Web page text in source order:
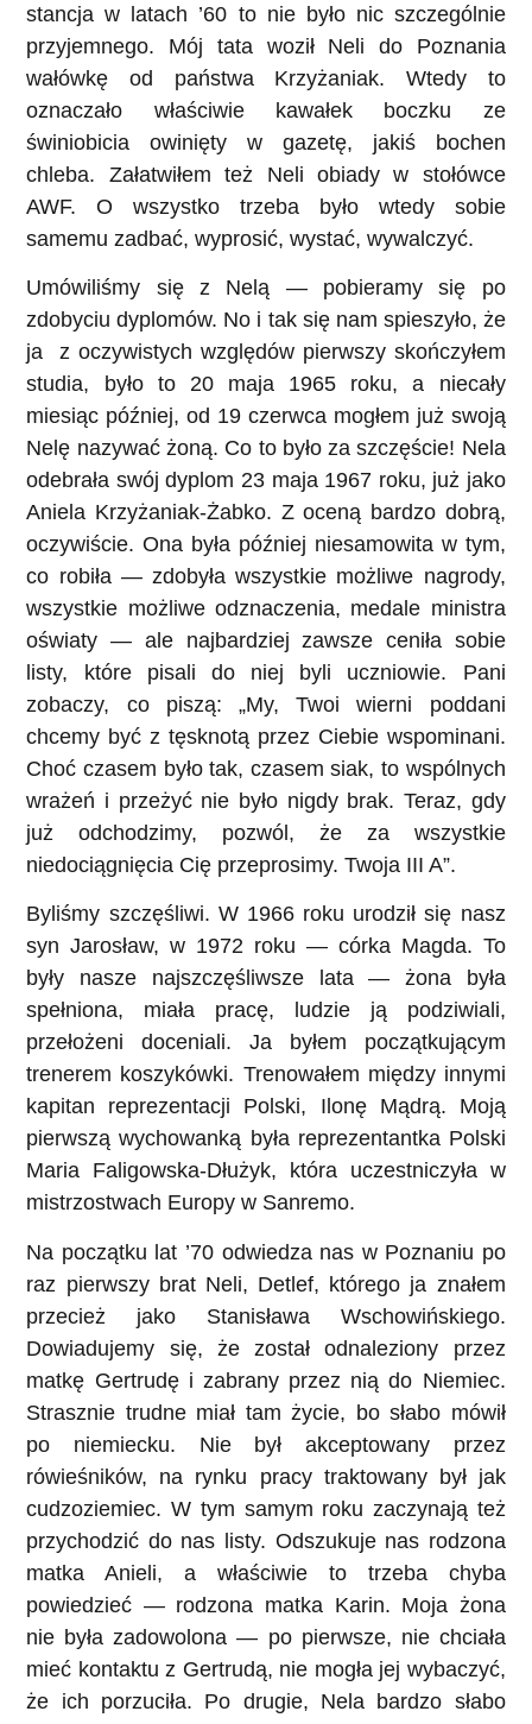
stancja w latach ’60 to nie było nic szczególnie
przyjemnego. Mój tata woził Neli do Poznania
wałówkę od państwa Krzyżaniak. Wtedy to
oznaczało właściwie kawałek boczku ze
świniobicia owinięty w gazetę, jakiś bochen
chleba. Załatwiłem też Neli obiady w stołówce
AWF. O wszystko trzeba było wtedy sobie
samemu zadbać, wyprosić, wystać, wywalczyć.
Umówiliśmy się z Nelą — pobieramy się po
zdobyciu dyplomów. No i tak się nam spieszyło, że
ja z oczywistych względów pierwszy skończyłem
studia, było to 20 maja 1965 roku, a niecały
miesiąc później, od 19 czerwca mogłem już swoją
Nelę nazywać żoną. Co to było za szczęście! Nela
odebrała swój dyplom 23 maja 1967 roku, już jako
Aniela Krzyżaniak-Żabko. Z oceną bardzo dobrą,
oczywiście. Ona była później niesamowita w tym,
co robiła — zdobyła wszystkie możliwe nagrody,
wszystkie możliwe odznaczenia, medale ministra
oświaty — ale najbardziej zawsze ceniła sobie
listy, które pisali do niej byli uczniowie. Pani
zobaczy, co piszą: „My, Twoi wierni poddani
chcemy być z tęsknotą przez Ciebie wspominani.
Choć czasem było tak, czasem siak, to wspólnych
wrażeń i przeżyć nie było nigdy brak. Teraz, gdy
już odchodzimy, pozwól, że za wszystkie
niedociągnięcia Cię przeprosimy. Twoja III A”.
Byliśmy szczęśliwi. W 1966 roku urodził się nasz
syn Jarosław, w 1972 roku — córka Magda. To
były nasze najszczęśliwsze lata — żona była
spełniona, miała pracę, ludzie ją podziwiali,
przełożeni doceniali. Ja byłem początkującym
trenerem koszykówki. Trenowałem między innymi
kapitan reprezentacji Polski, Ilonę Mądrą. Moją
pierwszą wychowanką była reprezentantka Polski
Maria Faligowska-Dłużyk, która uczestniczyła w
mistrzostwach Europy w Sanremo.
Na początku lat ’70 odwiedza nas w Poznaniu po
raz pierwszy brat Neli, Detlef, którego ja znałem
przecież jako Stanisława Wschowińskiego.
Dowiadujemy się, że został odnaleziony przez
matkę Gertrudę i zabrany przez nią do Niemiec.
Strasznie trudne miał tam życie, bo słabo mówił
po niemiecku. Nie był akceptowany przez
rówieśników, na rynku pracy traktowany był jak
cudzoziemiec. W tym samym roku zaczynają też
przychodzić do nas listy. Odszukuje nas rodzona
matka Anieli, a właściwie to trzeba chyba
powiedzieć — rodzona matka Karin. Moja żona
nie była zadowolona — po pierwsze, nie chciała
mieć kontaktu z Gertrudą, nie mogła jej wybaczyć,
że ich porzuciła. Po drugie, Nela bardzo słabo